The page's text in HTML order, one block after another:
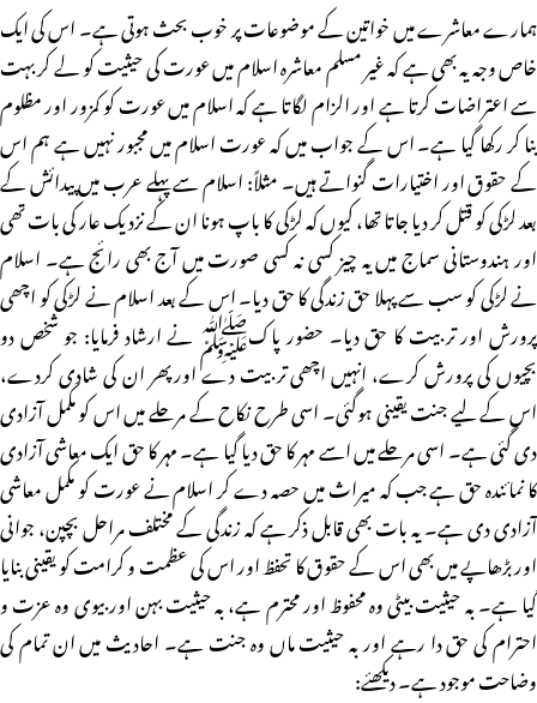
ہمارے معاشرے میں خواتین کے موضوعات پر خوب بحث ہوتی ہے۔ اس کی ایک
خاص وجہ یہ بھی ہے کہ غیر مسلم معاشرہ اسلام میں عورت کی حیثیت کو لے کر بہت
سے اعتراضات کرتا ہے اور الزام لگاتا ہے کہ اسلام میں عورت کو کمزور اور مظلوم
بنا کر رکھا گیا ہے۔ اس کے جواب میں کہ عورت اسلام میں مجبور نہیں ہے ہم اس
کے حقوق اور اختیارات گنواتے ہیں۔ مثلاً: اسلام سے پہلے عرب میں پیدائش کے
بعد لڑکی کو قتل کر دیا جاتا تھا، کیوں کہ لڑکی کا باپ ہونا ان کے نزدیک عار کی بات تھی
اور ہندوستانی سماج میں یہ چیز کسی نہ کسی صورت میں آج بھی رائج ہے۔ اسلام
نے لڑکی کو سب سے پہلا حق زندگی کا حق دیا۔ اس کے بعد اسلام نے لڑکی کو اچھی
پرورش اور تربیت کا حق دیا۔ حضور پاکﷺ نے ارشاد فرمایا: جو شخص دو
بچیوں کی پرورش کرے، انہیں اچھی تربیت دے اورپھر ان کی شادی کردے،
اس کے لیے جنت یقینی ہوگئی۔ اسی طرح نکاح کے مرحلے میں اس کو مکمل آزادی
دی گئی ہے۔ اسی مرحلے میں اسے مہر کا حق دیا گیا ہے۔ مہر کا حق ایک معاشی آزادی
کا نمائندہ حق ہے جب کہ میراث میں حصہ دے کر اسلام نے عورت کو مکمل معاشی
آزادی دی ہے۔ یہ بات بھی قابل ذکر ہے کہ زندگی کے مختلف مراحل بچپن، جوانی
اور بڑھاپے میں بھی اس کے حقوق کا تحفظ اور اس کی عظمت و کرامت کو یقینی بنایا
گیا ہے۔ بہ حیثیت بیٹی وہ محفوظ اور محترم ہے، بہ حیثیت بہن اور بیوی وہ عزت و
احترام کی حق دا رہے اور بہ حیثیت ماں وہ جنت ہے۔ احادیث میں ان تمام کی
وضاحت موجود ہے۔ دیکھئے: